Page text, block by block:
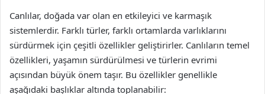
Canlılar, doğada var olan en etkileyici ve karmaşık
sistemlerdir. Farklı türler, farklı ortamlarda varlıklarını
sürdürmek için çeşitli özellikler geliştirirler. Canlıların temel
özellikleri, yaşamın sürdürülmesi ve türlerin evrimi
açısından büyük önem taşır. Bu özellikler genellikle
aşağıdaki başlıklar altında toplanabilir: